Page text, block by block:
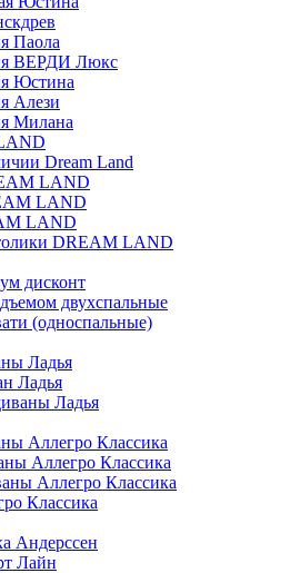
Паола
ВЕРДИ Люкс
Юстина
Алези
Милана
Dream Land
LAND
LAND
LAND
DREAM LAND
дисконт
двухспальные
(односпальные)
Ладья
Ладья
Ладья
Аллегро Классика
Аллегро Классика
Аллегро Классика
Классика
Андерссен
Лайн